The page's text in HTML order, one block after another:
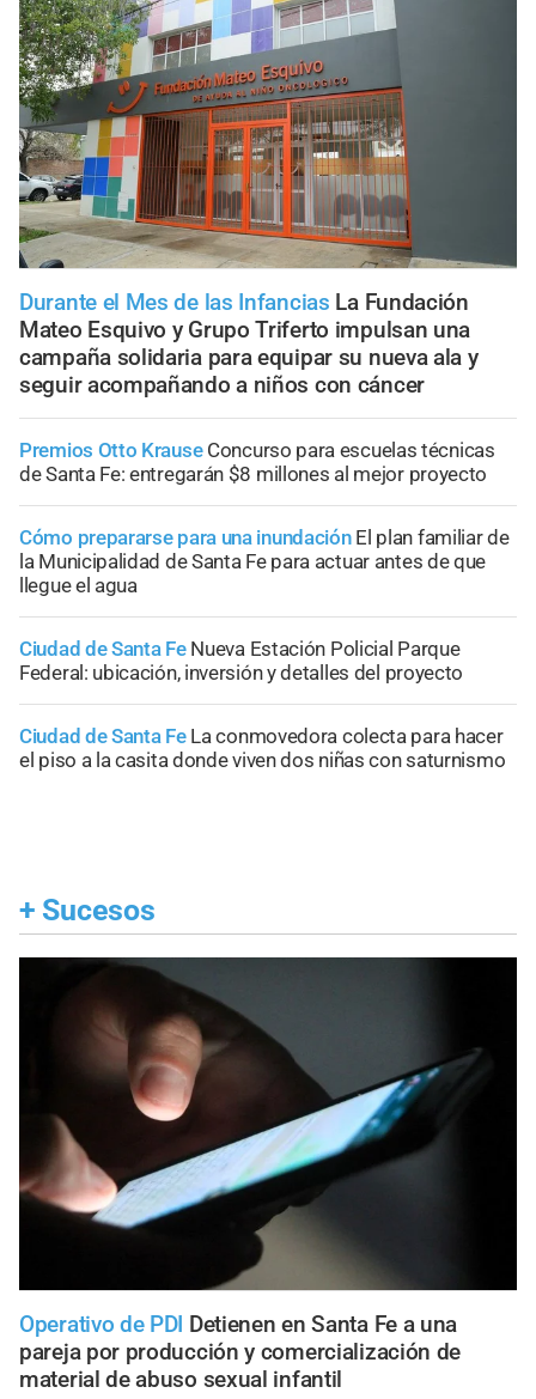
Durante el Mes de las Infancias La Fundación
Mateo Esquivo y Grupo Triferto impulsan una
campaña solidaria para equipar su nueva ala y
seguir acompañando a niños con cáncer
Premios Otto Krause Concurso para escuelas técnicas
de Santa Fe: entregarán $8 millones al mejor proyecto
Cómo prepararse para una inundación El plan familiar de
la Municipalidad de Santa Fe para actuar antes de que
llegue el agua
Ciudad de Santa Fe Nueva Estación Policial Parque
Federal: ubicación, inversión y detalles del proyecto
Ciudad de Santa Fe La conmovedora colecta para hacer
el piso a la casita donde viven dos niñas con saturnismo
+ Sucesos
Operativo de PDI Detienen en Santa Fe a una
pareja por producción y comercialización de
material de abuso sexual infantil